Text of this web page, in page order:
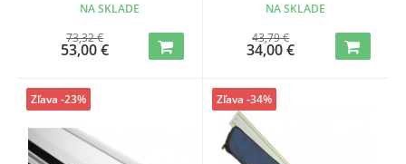
NA SKLADE
73,32 €
53,00 €
NA SKLADE
43,79 €
34,00 €
Zľava -23% Zľava -34%